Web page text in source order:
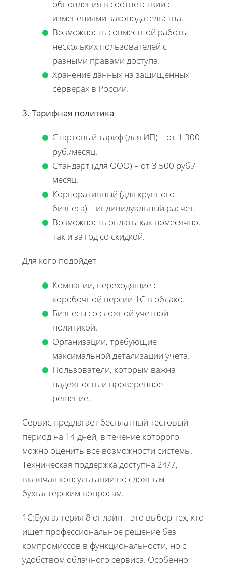
обновления в соответствии с
изменениями законодательства.
Возможность совместной работы
нескольких пользователей с
разными правами доступа.
Хранение данных на защищенных
серверах в России.
3. Тарифная политика
Стартовый тариф (для ИП) – от 1 300
руб./месяц.
Стандарт (для ООО) – от 3 500 руб./
месяц.
Корпоративный (для крупного
бизнеса) – индивидуальный расчет.
Возможность оплаты как помесячно,
так и за год со скидкой.
Для кого подойдет
Компании, переходящие с
коробочной версии 1С в облако.
Бизнесы со сложной учетной
политикой.
Организации, требующие
максимальной детализации учета.
Пользователи, которым важна
надежность и проверенное
решение.
Сервис предлагает бесплатный тестовый
период на 14 дней, в течение которого
можно оценить все возможности системы.
Техническая поддержка доступна 24/7,
включая консультации по сложным
бухгалтерским вопросам.
1С:Бухгалтерия 8 онлайн – это выбор тех, кто
ищет профессиональное решение без
компромиссов в функциональности, но с
удобством облачного сервиса. Особенно